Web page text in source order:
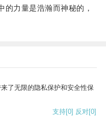
力量是浩瀚而神秘的，
了无限的隐私保护和安全性保
支持[0] 反对[0]